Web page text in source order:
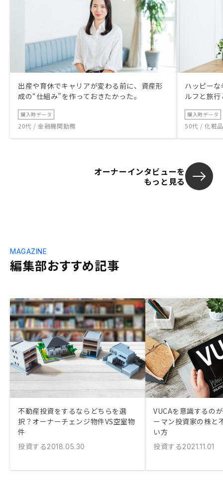
出産や育休でキャリアが変わる前に、資産形
成の“仕組み”を作っておきたかった。
購入時データ
20代 / 金融機関勤務
ハッピー
ルフと旅
購入時データ
50代 / 化粧
オーナーインタビューを
もっと見る
編集部おすすめ記事
MAGAZINE
不動産投資をするならどちらを選
択？オーナーチェンジ物件VS空室物
件
投資する2018.05.30
VUCAを意識するの
ーマン投資家の株と
い方
投資する2021.11.01